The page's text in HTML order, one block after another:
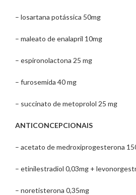
– losartana potássica 50mg
– maleato de enalapril 10mg
– espironolactona 25 mg
– furosemida 40 mg
– succinato de metoprolol 25 mg
ANTICONCEPCIONAIS
– acetato de medroxiprogesterona
– etinilestradiol 0,03mg +
– noretisterona 0,35mg